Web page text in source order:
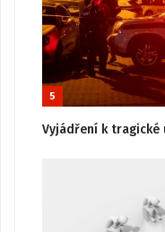
5
Vyjádření k